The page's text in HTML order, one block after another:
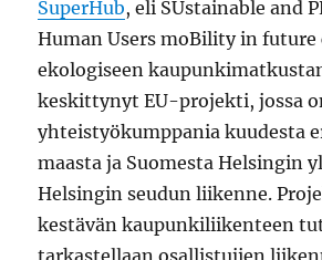
SuperHub, eli SUstainable and
Human Users moBility in future
ekologiseen
keskittynyt EU-projekti, jossa
yhteistyökumppania kuudesta
maasta ja Suomesta Helsingin
Helsingin seudun liikenne.
kestävän kaupunkiliikenteen
tarkastellaan osallistujien